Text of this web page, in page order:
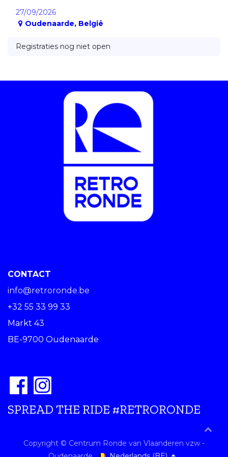
27/09/2026
Oudenaarde, België
Registraties nog niet open
CONTACT
info@retroronde.be
+32 55 33 99 33
Markt 43
BE-9700 Oudenaarde
SPREAD THE RIDE #RETRORONDE
Copyright © Centrum Ronde van Vlaanderen vzw -